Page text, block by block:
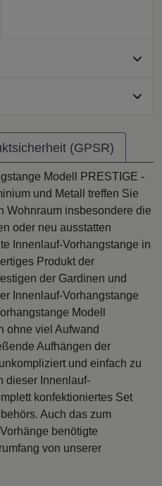
(GPSR)
Modell PRESTIGE -
und Metall treffen Sie
Wohnraum insbesondere die
oder neu ausstatten
Innenlauf-Vorhangstange in
Produkt der
der Gardinen und
Innenlauf-Vorhangstange
Modell
ohne viel Aufwand
Aufhängen der
und einfach zu
dieser Innenlauf-
konfektioniertes Set
Auch das zum
benötigte
von unserer